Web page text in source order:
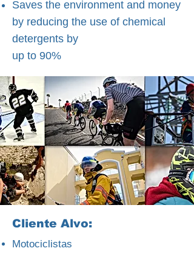
Saves the environment and money
by reducing the use of chemical
detergents by
up to 90%
Cliente Alvo:
Motociclistas